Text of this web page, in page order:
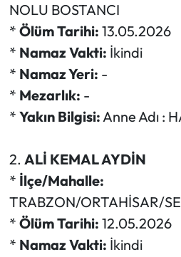
NOLU BOSTANCI
* Ölüm Tarihi: 13.05.2026
* Namaz Vakti: İkindi
* Namaz Yeri: -
* Mezarlık: -
* Yakın Bilgisi:Anne Adı :
2. ALİ KEMAL AYDİN
* İlçe/Mahalle:
TRABZON/ORTAHİSAR/
* Ölüm Tarihi: 12.05.2026
* Namaz Vakti: İkindi
Teknoloji